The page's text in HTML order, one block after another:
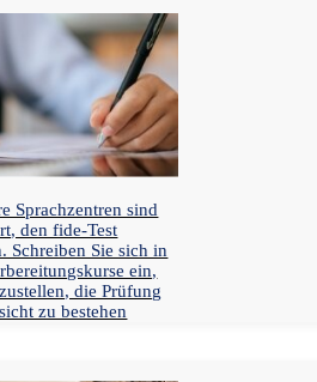
Sprachzentren sind
den fide-Test
Schreiben Sie sich in
ein,
die Prüfung
zu bestehen